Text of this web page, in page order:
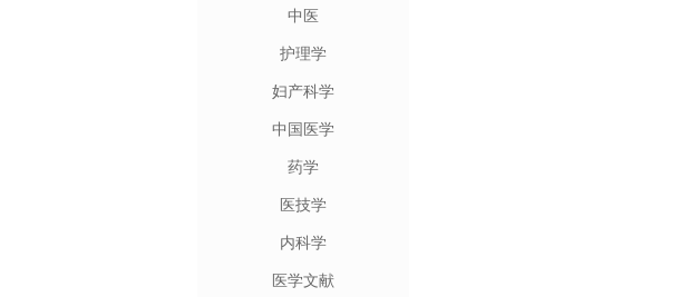
中医
护理学
妇产科学
中国医学
药学
医技学
内科学
医学文献